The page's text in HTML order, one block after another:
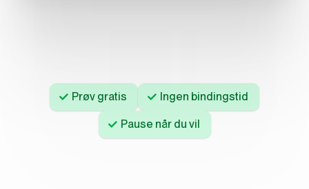
Prøv gratis Ingen bindingstid
Pause når du vil